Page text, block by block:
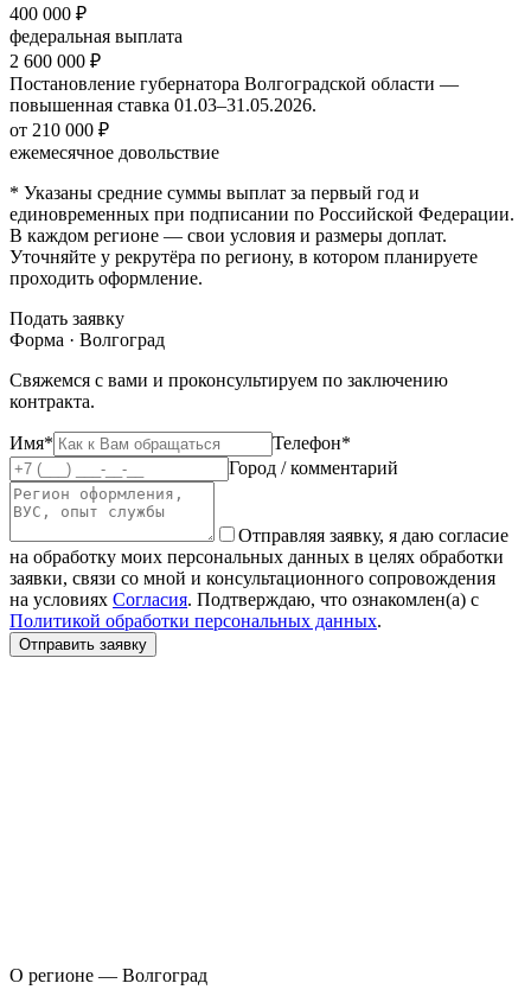
400 000 ₽
федеральная выплата
2 600 000 ₽
Постановление губернатора Волгоградской области —
повышенная ставка 01.03–31.05.2026.
от 210 000 ₽
ежемесячное довольствие
* Указаны средние суммы выплат за первый год и
единовременных при подписании по Российской Федерации.
В каждом регионе — свои условия и размеры доплат.
Уточняйте у рекрутёра по региону, в котором планируете
проходить оформление.
Подать заявку
Форма · Волгоград
Свяжемся с вами и проконсультируем по заключению
контракта.
Имя*
Телефон*
Город / комментарий
Отправляя заявку, я даю согласие
на обработку моих персональных данных в целях обработки
заявки, связи со мной и консультационного сопровождения
на условиях Согласия. Подтверждаю, что ознакомлен(а) с
Политикой обработки персональных данных.
Отправить заявку
О регионе — Волгоград